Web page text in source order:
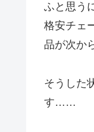
ふと思う
格安チェ
品が次か
そうした
す……